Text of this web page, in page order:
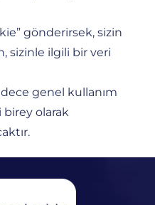
gönderirsek, sizin
sizinle ilgili bir veri
genel kullanım
birey olarak